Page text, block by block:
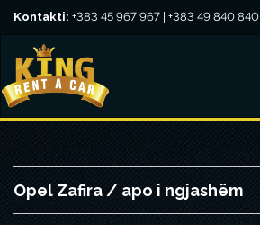
Kontakti: +383 45 967 967 | +383 49 840 840
Opel Zafira / apo i ngjashëm